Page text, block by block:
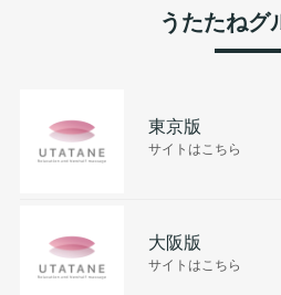
うたたねグ
東京版
サイトはこちら
大阪版
サイトはこちら